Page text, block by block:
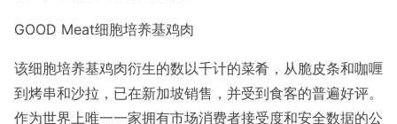
GOOD Meat细胞培养基鸡肉
该细胞培养基鸡肉衍生的数以千计的菜肴，从脆皮条和咖喱
到烤串和沙拉，已在新加坡销售，并受到食客的普遍好评。
作为世界上唯一一家拥有市场消费者接受度和安全数据的公